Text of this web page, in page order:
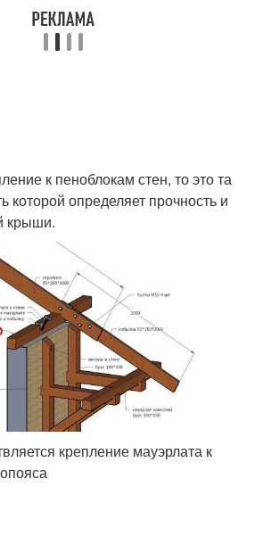
к пеноблокам стен, то это та
которой определяет прочность и
крыши.
крепление мауэрлата к